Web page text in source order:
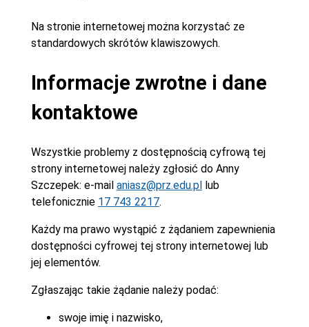
Na stronie internetowej można korzystać ze
standardowych skrótów klawiszowych.
Informacje zwrotne i dane
kontaktowe
Wszystkie problemy z dostępnością cyfrową tej
strony internetowej należy zgłosić do Anny
Szczepek: e-mail aniasz@prz.edu.pllub
telefonicznie 17 743 2217.
Każdy ma prawo wystąpić z żądaniem zapewnienia
dostępności cyfrowej tej strony internetowej lub
jej elementów.
Zgłaszając takie żądanie należy podać:
swoje imię i nazwisko,